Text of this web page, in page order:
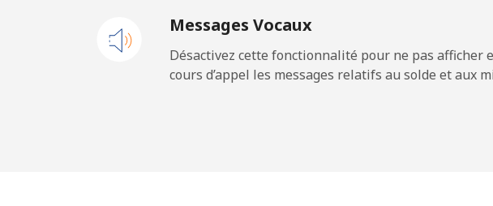
Mobile
Maldives
Messages Vocaux
Désactivez cette fonctionnalité pour ne pas afficher
cours d’appel les messages relatifs au solde et aux